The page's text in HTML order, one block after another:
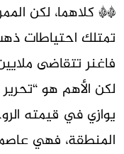
** كلاهما، لكن
تمتلك احتياطات
فاغنر تتقاضى
لكن الأهم هو “تحرير
يوازي في قيمته
المنطقة، فهي